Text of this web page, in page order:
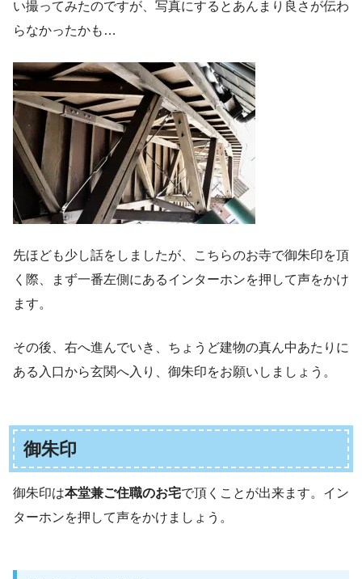
い撮ってみたのですが、写真にするとあんまり良さが伝わ
らなかったかも…
先ほども少し話をしましたが、こちらのお寺で御朱印を頂
く際、まず一番左側にあるインターホンを押して声をかけ
ます。
その後、右へ進んでいき、ちょうど建物の真ん中あたりに
ある入口から玄関へ入り、御朱印をお願いしましょう。
御朱印
御朱印は本堂兼ご住職のお宅で頂くことが出来ます。イン
ターホンを押して声をかけましょう。